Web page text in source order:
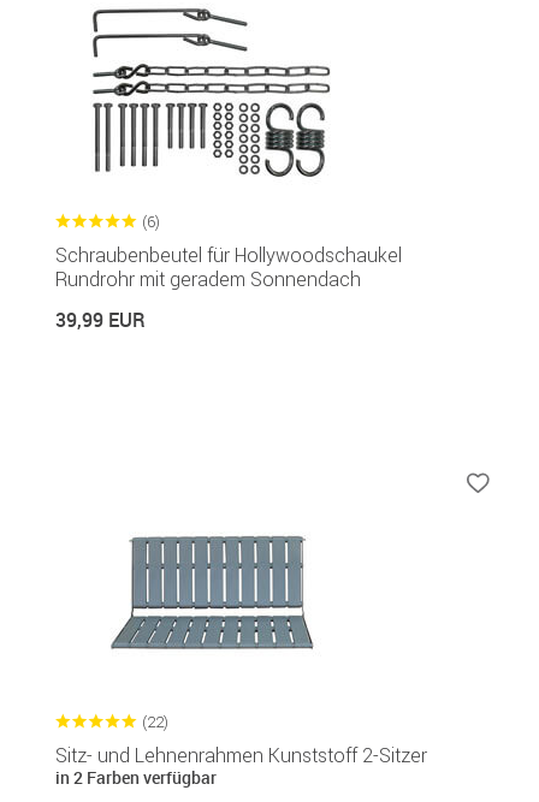
(6)
Schraubenbeutel für Hollywoodschaukel
Rundrohr mit geradem Sonnendach
39,99 EUR
(22)
Sitz- und Lehnenrahmen Kunststoff 2-Sitzer
in 2 Farben verfügbar